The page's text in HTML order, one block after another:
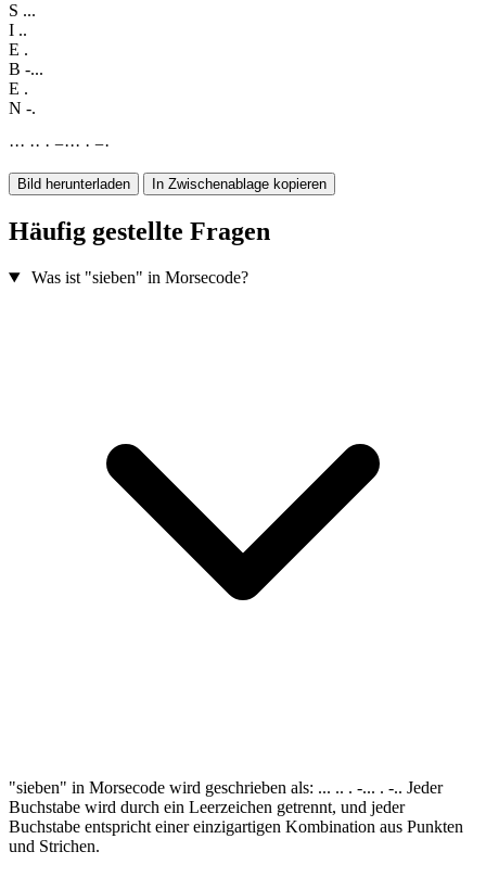
S ...
I ..
E .
B -...
E .
N -.
··· ·· · −··· · −·
Bild herunterladen In Zwischenablage kopieren
Häufig gestellte Fragen
Was ist "sieben" in Morsecode?
"sieben" in Morsecode wird geschrieben als: ... .. . -... . -.. Jeder
Buchstabe wird durch ein Leerzeichen getrennt, und jeder
Buchstabe entspricht einer einzigartigen Kombination aus Punkten
und Strichen.